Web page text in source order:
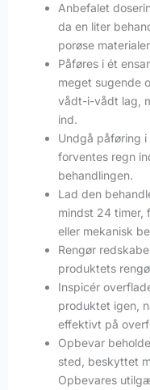
Anbefalet
da en liter
porøse
Påføres i ét
meget sugende
vådt-i-vådt lag,
ind.
Undgå påføring
forventes regn
behandlingen.
Lad den
mindst 24
eller mekanisk
Rengør
produktets
Inspicér
produktet igen,
effektivt på
Opbevar
sted, beskyttet
Opbevares